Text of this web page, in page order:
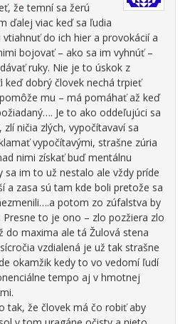
že temní sa žerú
ďalej viac keď sa ľudia
vtiahnuť do ich hier a provokácií a
bojovať – ako sa im vyhnúť –
ruky. Nie je to úskok z
keď dobrý človek nechá trpieť
mu – má pomáhať až keď
Je to ako oddeľujúci sa
ničia zlých, vypočítavaví sa
vypočítavými, strašne zúria
nimi získať buď mentálnu
sa im to už nestalo ale vždy príde
a zasa sú tam kde boli pretože sa
potom zo zúfalstva by
Presne to je ono – zlo pozžiera zlo
do maxima ale tá Žulová stena
vzdialená je už tak strašne
okamžik kedy to vo vedomí ľudí
tempo aj v hmotnej
tak, že človek má čo robiť aby